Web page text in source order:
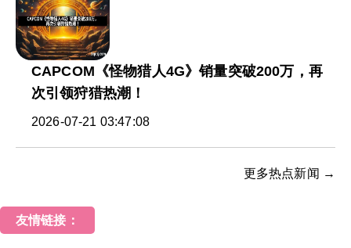
CAPCOM《怪物猎人4G》销量突破200万，再
次引领狩猎热潮！
2026-07-21 03:47:08
更多热点新闻 →
友情链接：